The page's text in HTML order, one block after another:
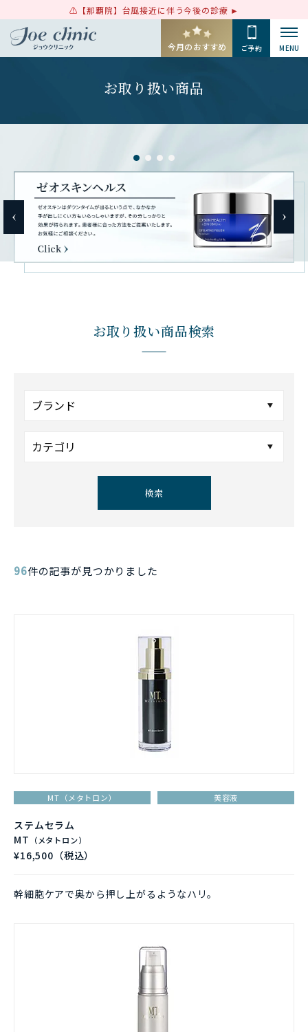
【那覇院】台風接近に伴う今後の診療
今月のおすすめ ご予約 MENU
お取り扱い商品
お取り扱い商品検索
検索
96件の記事が見つかりました
MT（メタトロン） 美容液
ステムセラム
MT
（メタトロン）
¥16,500（税込）
幹細胞ケアで奥から押し上がるようなハリ。